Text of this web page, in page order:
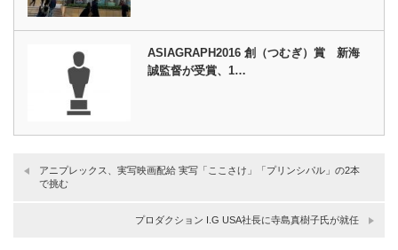
ASIAGRAPH2016 創（つむぎ）賞 新海
誠監督が受賞、1…
アニプレックス、実写映画配給 実写「ここさけ」「プリンシパル」の2本
で挑む
プロダクション I.G USA社長に寺島真樹子氏が就任